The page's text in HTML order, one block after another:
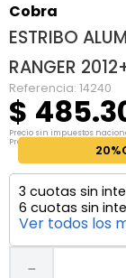
5. hilux
Cobra
ESTRIBO
RANGER
Referencia: 14240
$ 485.
Precio sin impuestos
Precio por unidad:
3 cuotas sin
6 cuotas sin
Ver todos los
－